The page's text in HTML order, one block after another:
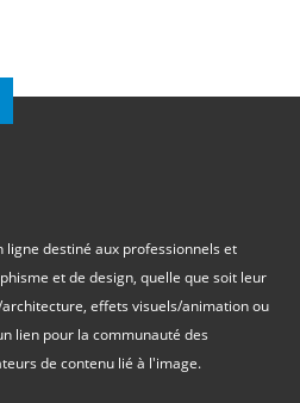
ligne destiné aux professionnels et
et de design, quelle que soit leur
effets visuels/animation ou
lien pour la communauté des
de contenu lié à l'image.